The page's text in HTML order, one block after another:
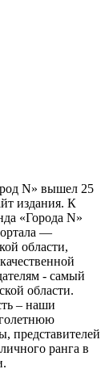
N» вышел 25
издания. К
«Города N»
—
области,
- самый
области.
– наши
представителей
ранга в